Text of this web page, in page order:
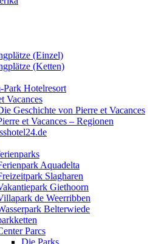
(Einzel)
(Ketten)
Park Hotelresort
Vacances
Geschichte von Pierre et Vacances
et Vacances – Regionen
Aquadelta
Slagharen
Giethoorn
de Weerribben
Belterwiede
Parcs
Die Parks